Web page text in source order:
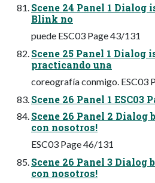
Scene 24 Panel 1 Dialog
Blink no
puede ESC03 Page 43/131
Scene 25 Panel 1 Dialog
practicando una
coreografía conmigo. ESC03
Scene 26 Panel 1 ESC03
Scene 26 Panel 2
con nosotros!
ESC03 Page 46/131
Scene 26 Panel 3
con nosotros!